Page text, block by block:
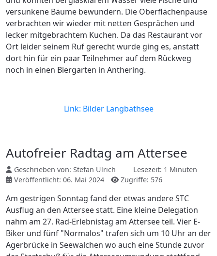
versunkene Bäume bewundern. Die Oberflächenpause
verbrachten wir wieder mit netten Gesprächen und
lecker mitgebrachtem Kuchen. Da das Restaurant vor
Ort leider seinem Ruf gerecht wurde ging es, anstatt
dort hin für ein paar Teilnehmer auf dem Rückweg
noch in einen Biergarten in Anthering.
Link: Bilder Langbathsee
Autofreier Radtag am Attersee
Geschrieben von: Stefan Ulrich
Lesezeit: 1 Minuten
Veröffentlicht: 06. Mai 2024
Zugriffe: 576
Am gestrigen Sonntag fand der etwas andere STC
Ausflug an den Attersee statt. Eine kleine Delegation
nahm am 27. Rad-Erlebnistag am Attersee teil. Vier E-
Biker und fünf "Normalos" trafen sich um 10 Uhr an der
Agerbrücke in Seewalchen wo auch eine Stunde zuvor